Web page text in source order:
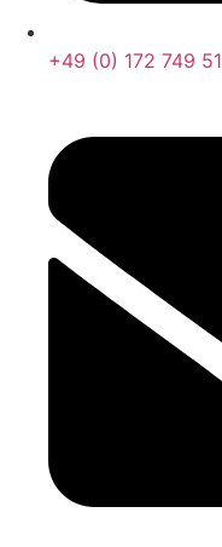
+49 (0) 172 749